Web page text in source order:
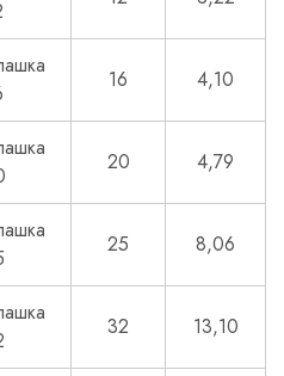
16 4,10
20 4,79
25 8,06
32 13,10